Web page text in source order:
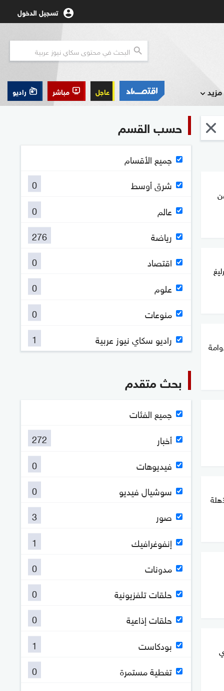
تسجيل الدخول
مزيد عاجل مباشر راديو
مذهلة
حسب القسم
جميع الأقسام
شرق أوسط
0
عالم
0
رياضة
276
اقتصاد
0
علوم
0
منوعات
0
راديو سكاي نيوز عربية
1
بحث متقدم
جميع الفئات
أخبار
272
فيديوهات
0
سوشيال فيديو
0
صور
3
إنفوغرافيك
1
مدونات
0
حلقات تلفزيونية
0
حلقات إذاعية
0
بودكاست
1
تغطية مستمرة
0